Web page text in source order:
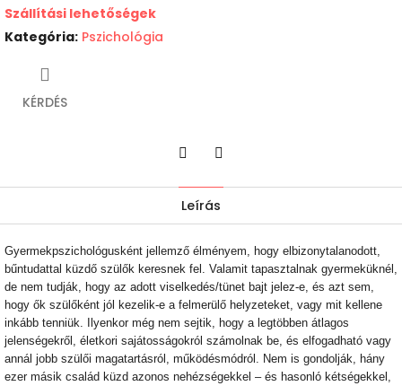
Szállítási lehetőségek
Kategória: Pszichológia
KÉRDÉS
Leírás
Gyermekpszichológusként jellemző élményem, hogy elbizonytalanodott,
bűntudattal küzdő szülők keresnek fel. Valamit tapasztalnak gyermeküknél,
de nem tudják, hogy az adott viselkedés/tünet bajt jelez-e, és azt sem,
hogy ők szülőként jól kezelik-e a felmerülő helyzeteket, vagy mit kellene
inkább tenniük. Ilyenkor még nem sejtik, hogy a legtöbben átlagos
jelenségekről, életkori sajátosságokról számolnak be, és elfogadható vagy
annál jobb szülői magatartásról, működésmódról. Nem is gondolják, hány
ezer másik család küzd azonos nehézségekkel – és hasonló kétségekkel,